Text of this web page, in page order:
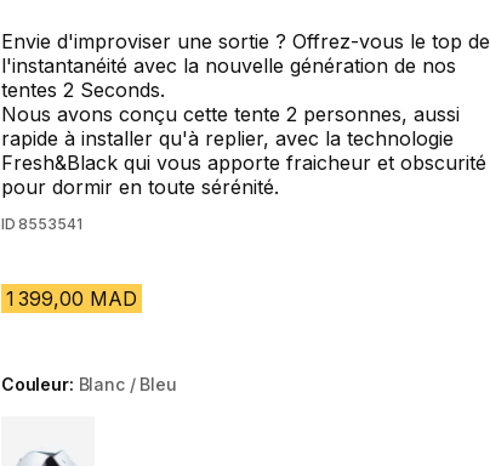
Envie d'improviser une sortie ? Offrez-vous le top de
l'instantanéité avec la nouvelle génération de nos
tentes 2 Seconds.
Nous avons conçu cette tente 2 personnes, aussi
rapide à installer qu'à replier, avec la technologie
Fresh&Black qui vous apporte fraicheur et obscurité
pour dormir en toute sérénité.
ID 8553541
1 399,00 MAD
Couleur: Blanc / Bleu